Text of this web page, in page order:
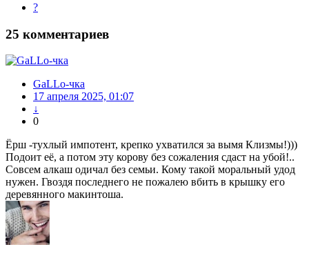
?
25 комментариев
GaLLo-чка
17 апреля 2025, 01:07
↓
0
Ёрш -тухлый импотент, крепко ухватился за вымя Клизмы!)))
Подоит её, а потом эту корову без сожаления сдаст на убой!..
Совсем алкаш одичал без семьи. Кому такой моральный удод
нужен. Гвоздя последнего не пожалею вбить в крышку его
деревянного макинтоша.